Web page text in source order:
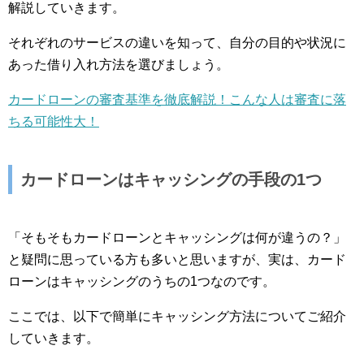
解説していきます。
それぞれのサービスの違いを知って、自分の目的や状況に
あった借り入れ方法を選びましょう。
カードローンの審査基準を徹底解説！こんな人は審査に落
ちる可能性大！
カードローンはキャッシングの手段の1つ
「そもそもカードローンとキャッシングは何が違うの？」
と疑問に思っている方も多いと思いますが、実は、カード
ローンはキャッシングのうちの1つなのです。
ここでは、以下で簡単にキャッシング方法についてご紹介
していきます。